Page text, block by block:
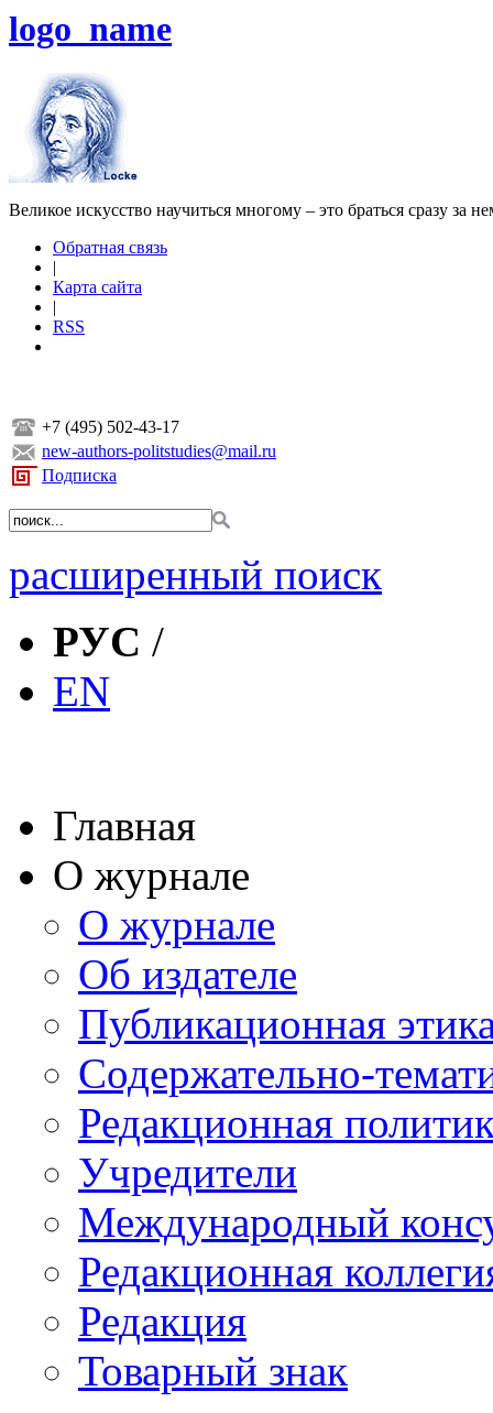
logo_name
Великое искусство научиться многому – это браться сразу за
Обратная связь
|
Карта сайта
|
RSS
+7 (495) 502-43-17
new-authors-politstudies@mail.ru
Подписка
расширенный поиск
РУС /
EN
Главная
О журнале
О журнале
Об издателе
Публикационная
Содержательно-
Редакционная
Учредители
Международный
Редакционная
Редакция
Товарный знак